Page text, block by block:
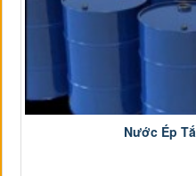
Nước Ép